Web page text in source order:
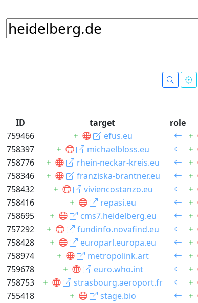
ID target role
759466
efus.eu
758397
michaelbloss.eu
758776
rhein-neckar-kreis.eu
758346
franziska-brantner.eu
758432
viviencostanzo.eu
758416
repasi.eu
758695
cms7.heidelberg.eu
757292
fundinfo.novafind.eu
758428
europarl.europa.eu
758974
metropolink.art
759678
euro.who.int
758753
strasbourg.aeroport.fr
755418
stage.bio